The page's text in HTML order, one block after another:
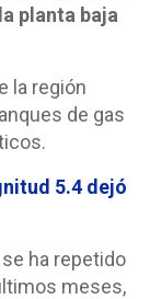
planta baja
la región
de gas
5.4 dejó
ha repetido
meses,